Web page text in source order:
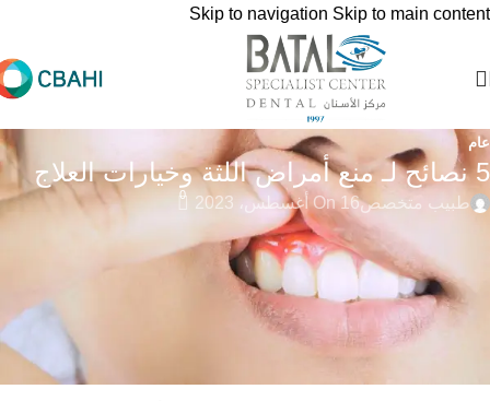
Skip to navigation Skip to main content
عام
5 نصائح لـ منع أمراض اللثة وخيارات العلاج
طبيب متخصصOn 16 أغسطس، 2023 0
إن أمراض اللثة هي عدوى في أنسجة اللثة في الفم وتحدث عندما
يتراكم الجير على طول خط اللثة مما يؤدي إلى تهيج الأنسجة ويؤدي
هذا إلى التهاب اللثة ونزيفها وانحسارها.
فإذا تُركت البكتيريا الناتجة عن المرض دون علاج يمكن أن تؤثر على
صحة الفم والصحة العامة،